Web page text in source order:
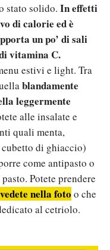
stato solido. In effetti
di calorie ed è
un po’ di sali
vitamina C.
estivi e light. Tra
blandamente
leggermente
alle insalate e
quali menta,
di ghiaccio)
come antipasto o
Potete prendere
nella foto o che
al cetriolo.